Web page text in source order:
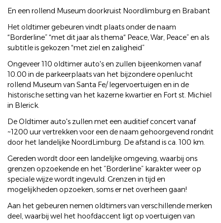
En een rollend Museum doorkruist Noordlimburg en Brabant
Het oldtimer gebeuren vindt plaats onder de naam
“Borderline” “met dit jaar als thema“ Peace, War, Peace” en als
subtitle is gekozen “met ziel en zaligheid”
Ongeveer 110 oldtimer auto's en zullen bijeenkomen vanaf
10.00 in de parkeerplaats van het bijzondere openlucht
rollend Museum van Santa Fe/ legervoertuigen en in de
historische setting van het kazerne kwartier en Fort st. Michiel
in Blerick.
De Oldtimer auto's zullen met een auditief concert vanaf
~1200 uur vertrekken voor een de naam gehoorgevend rondrit
door het landelijke NoordLimburg. De afstand is ca. 100 km.
Gereden wordt door een landelijke omgeving, waarbij ons
grenzen opzoekende en het ”Borderline” karakter weer op
speciale wijze wordt ingevuld. Grenzen in tijd en
mogelijkheden opzoeken, soms er net overheen gaan!
Aan het gebeuren nemen oldtimers van verschillende merken
deel, waarbij wel het hoofdaccent ligt op voertuigen van